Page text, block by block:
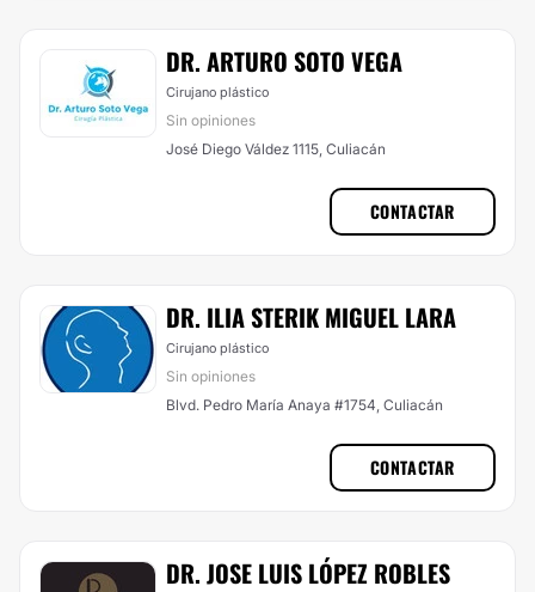
DR. ARTURO SOTO VEGA
Cirujano plástico
Sin opiniones
José Diego Váldez 1115, Culiacán
CONTACTAR
DR. ILIA STERIK MIGUEL LARA
Cirujano plástico
Sin opiniones
Blvd. Pedro María Anaya #1754, Culiacán
CONTACTAR
DR. JOSE LUIS LÓPEZ ROBLES